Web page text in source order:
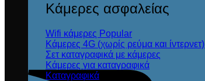
Κάμερες ασφαλείας
Wifi κάμερες
Κάμερες 4G (χωρίς ρεύμα και ίντερνετ)
Σετ καταγραφικά με κάμερες
Κάμερες για καταγραφικά
Καταγραφικά